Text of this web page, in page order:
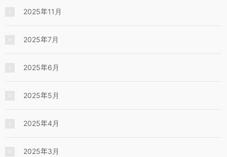
2025年11月
2025年7月
2025年6月
2025年5月
2025年4月
2025年3月